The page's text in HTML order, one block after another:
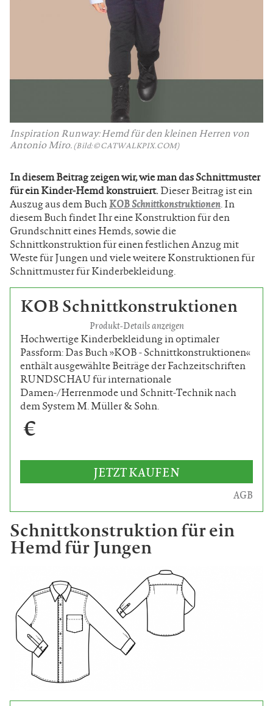
Inspiration Runway: Hemd für den kleinen Herren von
Antonio Miro. (Bild: © CATWALKPIX.COM)
In diesem Beitrag zeigen wir, wie man das Schnittmuster
für ein Kinder-Hemd konstruiert.Dieser Beitrag ist ein
Auszug aus dem BuchKOB Schnittkonstruktionen. In
diesem Buch findet Ihr eine Konstruktion für den
Grundschnitt eines Hemds, sowie die
Schnittkonstruktion für einen festlichen Anzug mit
Weste für Jungen und viele weitere Konstruktionen für
Schnittmuster für Kinderbekleidung.
KOB Schnittkonstruktionen
Produkt-Details anzeigen
Hochwertige Kinderbekleidung in optimaler
Passform: Das Buch »KOB - Schnittkonstruktionen«
enthält ausgewählte Beiträge der Fachzeitschriften
RUNDSCHAU für internationale
Damen-/Herrenmode und Schnitt-Technik nach
dem System M. Müller & Sohn.
€
JETZT KAUFEN
AGB
Schnittkonstruktion für ein
Hemd für Jungen